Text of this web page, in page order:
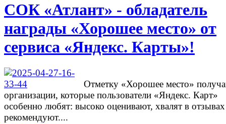
СОК «Атлант» - обладатель
награды «Хорошее место» от
сервиса «Яндекс. Карты»!
Отметку «Хорошее место»
организации, которые пользователи «Яндекс. Карт»
особенно любят: высоко оценивают, хвалят в
рекомендуют....